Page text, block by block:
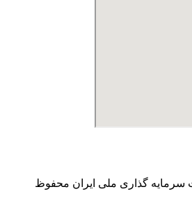
گذاری ملی ایران محفوظ